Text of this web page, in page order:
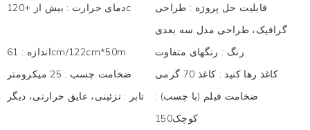
دمای حرارت : بیش از +120c قابلیت حل پروژه : طراحی
گرافیک، طراحی مدل سه بعدی
اندازه : 61cm/122cm*50m رنگ : رنگهای متفاوت
ضخامت چسب : 25 میکرومتر کاغذ رها کنید : کاغذ 70 گرمی
تابر : تزئینی، عایق حرارتی، دیگر ضخامت فیلم (با چسب) :
کوچک150